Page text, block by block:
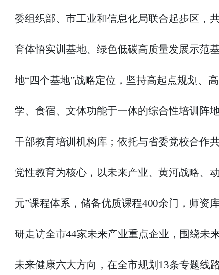
委组织部、市工业和信息化局联合起步区，
育体悟实训基地、绿色低碳高质量发展示范
地“四个基地”战略定位，坚持高起点规划、
学、食宿、文体功能于一体的综合性培训阵
干部教育培训机构库；依托与省委党校合作
党性教育为核心，以未来产业、黄河战略、
元”课程体系，储备优质课程400余门，师资
研走访全市44家未来产业重点企业，围绕未
未来健康六大方向，在全市规划13条专题线